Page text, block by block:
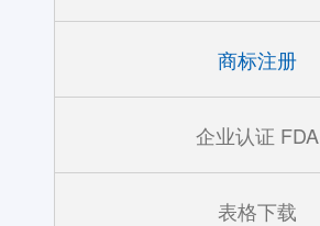
商标注册
企业认证 FDA
表格下载